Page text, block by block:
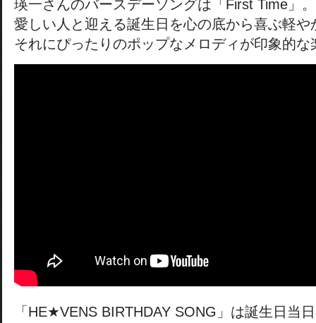
瑛一さんのバースデーソングは「First Time」。
愛しい人と迎える誕生日を心の底から喜ぶ軽や
それにぴったりのポップなメロディが印象的な
「HE★VENS BIRTHDAY SONG」は誕生日当